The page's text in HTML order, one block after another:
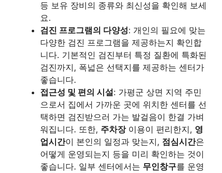
등 보유 장비의 종류와 최신성을 확인해 보세
요.
검진 프로그램의 다양성: 개인의 필요에 맞는
다양한 검진 프로그램을 제공하는지 확인합
니다. 기본적인 검진부터 특정 질환에 특화된
검진까지, 폭넓은 선택지를 제공하는 센터가
좋습니다.
접근성 및 편의 시설: 가평군 상면 지역 주민
으로서 집에서 가까운 곳에 위치한 센터를 선
택하면 검진받으러 가는 발걸음이 한결 가벼
워집니다. 또한, 주차장이용이 편리한지, 영
업시간이 본인의 일정과 맞는지, 점심시간은
어떻게 운영되는지 등을 미리 확인하는 것이
좋습니다. 일부 센터에서는 무인창구를 운영